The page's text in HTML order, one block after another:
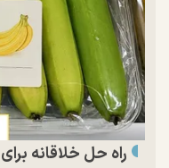
راه حل خلاقانه